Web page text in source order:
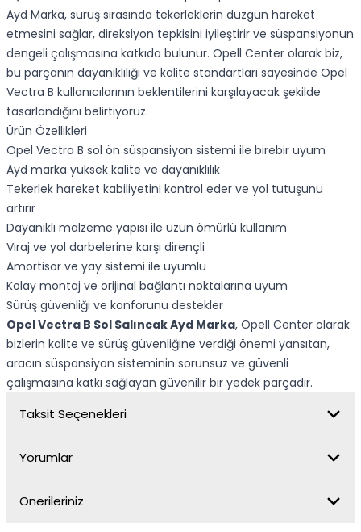
Ayd Marka, sürüş sırasında tekerleklerin düzgün hareket
etmesini sağlar, direksiyon tepkisini iyileştirir ve süspansiyonun
dengeli çalışmasına katkıda bulunur. Opell Center olarak biz,
bu parçanın dayanıklılığı ve kalite standartları sayesinde Opel
Vectra B kullanıcılarının beklentilerini karşılayacak şekilde
tasarlandığını belirtiyoruz.
Ürün Özellikleri
Opel Vectra B sol ön süspansiyon sistemi ile birebir uyum
Ayd marka yüksek kalite ve dayanıklılık
Tekerlek hareket kabiliyetini kontrol eder ve yol tutuşunu
artırır
Dayanıklı malzeme yapısı ile uzun ömürlü kullanım
Viraj ve yol darbelerine karşı dirençli
Amortisör ve yay sistemi ile uyumlu
Kolay montaj ve orijinal bağlantı noktalarına uyum
Sürüş güvenliği ve konforunu destekler
Opel Vectra B Sol Salıncak Ayd Marka, Opell Center olarak
bizlerin kalite ve sürüş güvenliğine verdiği önemi yansıtan,
aracın süspansiyon sisteminin sorunsuz ve güvenli
çalışmasına katkı sağlayan güvenilir bir yedek parçadır.
Taksit Seçenekleri
Yorumlar
Önerileriniz